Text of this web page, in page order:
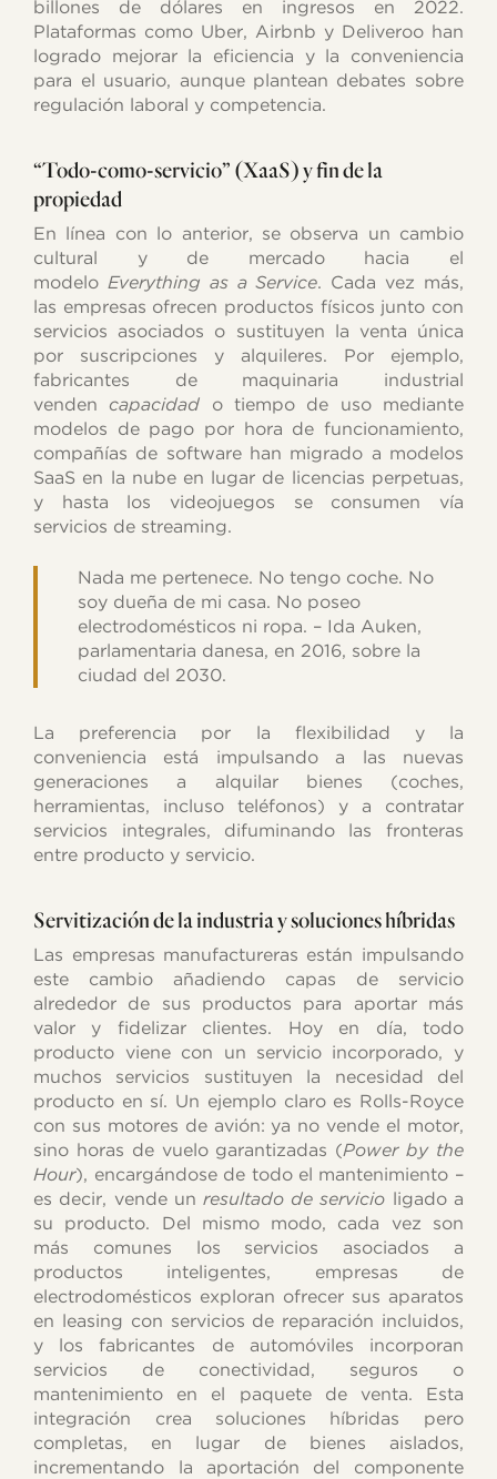
billones de dólares en ingresos en 2022.
Plataformas como Uber, Airbnb y Deliveroo han
logrado mejorar la eficiencia y la conveniencia
para el usuario, aunque plantean debates sobre
regulación laboral y competencia.
“Todo-como-servicio” (XaaS) y fin de la
propiedad
En línea con lo anterior, se observa un cambio
cultural y de mercado hacia el
modelo Everything as a Service. Cada vez más,
las empresas ofrecen productos físicos junto con
servicios asociados o sustituyen la venta única
por suscripciones y alquileres. Por ejemplo,
fabricantes de maquinaria industrial
vendencapacidad o tiempo de uso mediante
modelos de pago por hora de funcionamiento,
compañías de software han migrado a modelos
SaaS en la nube en lugar de licencias perpetuas,
y hasta los videojuegos se consumen vía
servicios de streaming.
Nada me pertenece. No tengo coche. No
soy dueña de mi casa. No poseo
electrodomésticos ni ropa. – Ida Auken,
parlamentaria danesa, en 2016, sobre la
ciudad del 2030.
La preferencia por la flexibilidad y la
conveniencia está impulsando a las nuevas
generaciones a alquilar bienes (coches,
herramientas, incluso teléfonos) y a contratar
servicios integrales, difuminando las fronteras
entre producto y servicio.
Servitización de la industria y soluciones híbridas
Las empresas manufactureras están impulsando
este cambio añadiendo capas de servicio
alrededor de sus productos para aportar más
valor y fidelizar clientes. Hoy en día, todo
producto viene con un servicio incorporado, y
muchos servicios sustituyen la necesidad del
producto en sí. Un ejemplo claro es Rolls-Royce
con sus motores de avión: ya no vende el motor,
sino horas de vuelo garantizadas (Power by the
Hour), encargándose de todo el mantenimiento –
es decir, vende un resultado de servicio ligado a
su producto. Del mismo modo, cada vez son
más comunes los servicios asociados a
productos inteligentes, empresas de
electrodomésticos exploran ofrecer sus aparatos
en leasing con servicios de reparación incluidos,
y los fabricantes de automóviles incorporan
servicios de conectividad, seguros o
mantenimiento en el paquete de venta. Esta
integración crea soluciones híbridas pero
completas, en lugar de bienes aislados,
incrementando la aportación del componente